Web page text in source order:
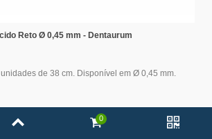
Reto Ø 0,45 mm - Dentaurum
de 38 cm. Disponível em Ø 0,45 mm.
0